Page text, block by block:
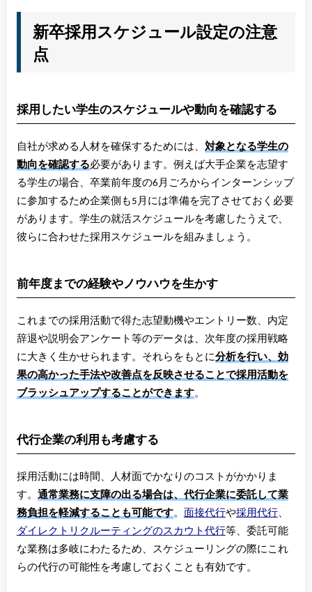
新卒採用スケジュール設定の注意
点
採用したい学生のスケジュールや動向を確認する
自社が求める人材を確保するためには、 対象となる学生の
動向を確認する必要があります。例えば大手企業を志望す
る学生の場合、卒業前年度の6月ごろからインターンシップ
に参加するため企業側も5月には準備を完了させておく必要
があります。学生の就活スケジュールを考慮したうえで、
彼らに合わせた採用スケジュールを組みましょう。
前年度までの経験やノウハウを生かす
これまでの採用活動で得た志望動機やエントリー数、内定
辞退や説明会アンケート等のデータは、次年度の採用戦略
に大きく生かせられます。それらをもとに分析を行い、効
果の高かった手法や改善点を反映させることで採用活動を
ブラッシュアップすることができます。
代行企業の利用も考慮する
採用活動には時間、人材面でかなりのコストがかかりま
す。 通常業務に支障の出る場合は、代行企業に委託して業
務負担を軽減することも可能です。 面接代行や採用代行、
ダイレクトリクルーティングのスカウト代行等、委託可能
な業務は多岐にわたるため、スケジューリングの際にこれ
らの代行の可能性を考慮しておくことも有効です。